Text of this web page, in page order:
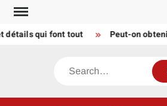
Skip
contentqui font tout Peut-on
Search